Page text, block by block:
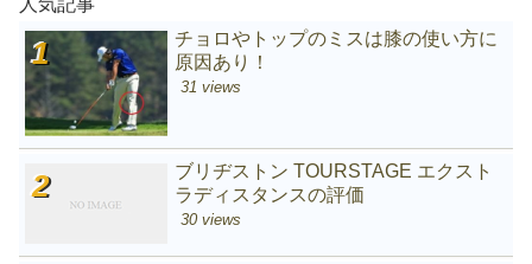
チョロやトップのミスは膝の使い方に
原因あり！
31 views
ブリヂストン TOURSTAGE エクスト
ラディスタンスの評価
30 views